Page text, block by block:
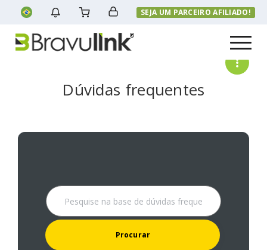
SEJA UM PARCEIRO AFILIADO!
Menu
Dúvidas frequentes